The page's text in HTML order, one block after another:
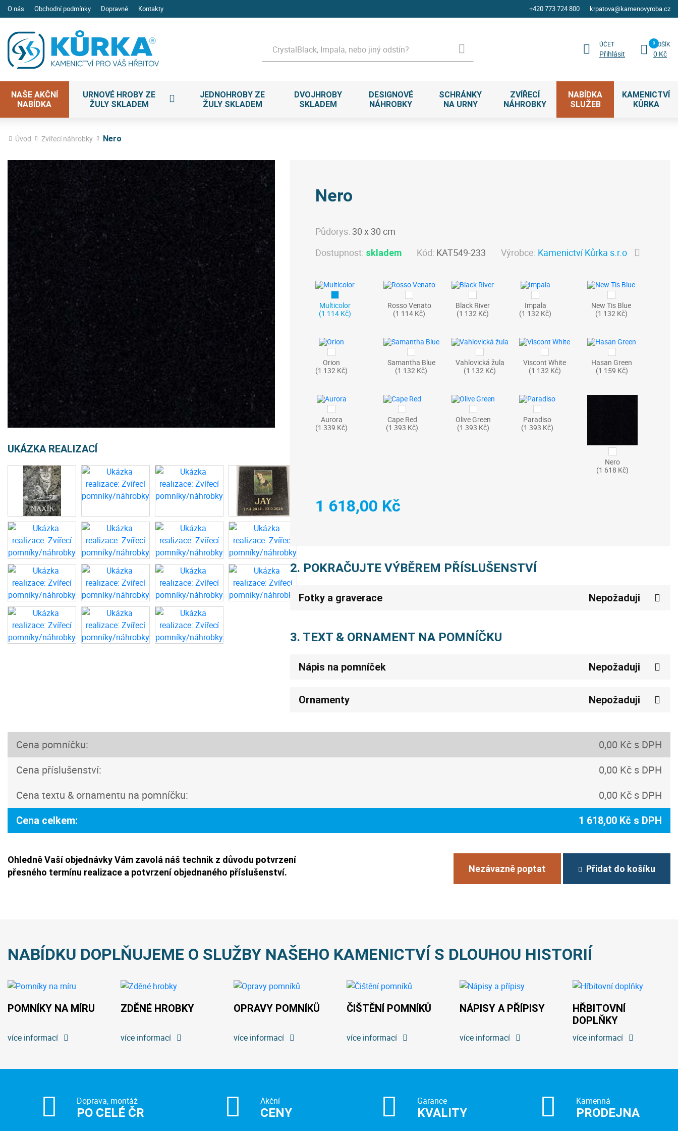
O nás Obchodní podmínky Dopravné Kontakty +420 773 724 800 krpatova@kamenovyroba.cz
ÚČET
Přihlásit
KOŠÍK
0 Kč
NAŠE AKČNÍ
NABÍDKA
URNOVÉ HROBY ZE
ŽULY SKLADEM
JEDNOHROBY ZE
ŽULY SKLADEM
DVOJHROBY
SKLADEM
DESIGNOVÉ
NÁHROBKY
SCHRÁNKY
NA URNY
ZVÍŘECÍ
NÁHROBKY
NABÍDKA
SLUŽEB
KAMENICTVÍ
KŮRKA
Úvod Zvířecí náhrobky Nero
UKÁZKA REALIZACÍ
Nero
Půdorys: 30 x 30 cm
Dostupnost: skladem Kód: KAT549-233 Výrobce: Kamenictví Kůrka s.r.o
Multicolor
(1 114 Kč)
Rosso Venato
(1 114 Kč)
Black River
(1 132 Kč)
Impala
(1 132 Kč)
New Tis Blue
(1 132 Kč)
Orion
(1 132 Kč)
Samantha Blue
(1 132 Kč)
Vahlovická žula
(1 132 Kč)
Viscont White
(1 132 Kč)
Hasan Green
(1 159 Kč)
Aurora
(1 339 Kč)
Cape Red
(1 393 Kč)
Olive Green
(1 393 Kč)
Paradiso
(1 393 Kč)
Nero
(1 618 Kč)
1 618,00 Kč
2. POKRAČUJTE VÝBĚREM PŘÍSLUŠENSTVÍ
Fotky a graverace Nepožaduji
3. TEXT & ORNAMENT NA POMNÍČKU
Nápis na pomníček Nepožaduji
Ornamenty Nepožaduji
Cena pomníčku:
0,00 Kč s DPH
Cena příslušenství:
0,00 Kč s DPH
Cena textu & ornamentu na pomníčku:
0,00 Kč s DPH
Cena celkem: 1 618,00 Kč s DPH
Ohledně Vaší objednávky Vám zavolá náš technik z důvodu potvrzení
přesného termínu realizace a potvrzení objednaného příslušenství.
Nezávazně poptat Přidat do košíku
NABÍDKU DOPLŇUJEME O SLUŽBY NAŠEHO KAMENICTVÍ S DLOUHOU HISTORIÍ
POMNÍKY NA MÍRU
více informací
ZDĚNÉ HROBKY
více informací
OPRAVY POMNÍKŮ
více informací
ČIŠTĚNÍ POMNÍKŮ
více informací
NÁPISY A PŘÍPISY
více informací
HŘBITOVNÍ
DOPLŇKY
více informací
Doprava, montáž
PO CELÉ ČR
Akční
CENY
Garance
KVALITY
Kamenná
PRODEJNA